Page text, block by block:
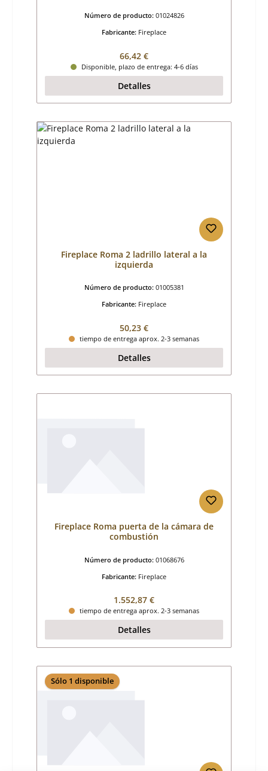
Número de producto: 01024826
Fabricante: Fireplace
Precio normal:
66,42 €
Disponible, plazo de entrega: 4-6 días
Detalles
Fireplace Roma 2 ladrillo lateral a la
izquierda
Número de producto: 01005381
Fabricante: Fireplace
Precio normal:
50,23 €
tiempo de entrega aprox. 2-3 semanas
Detalles
Fireplace Roma puerta de la cámara de
combustión
Número de producto: 01068676
Fabricante: Fireplace
Precio normal:
1.552,87 €
tiempo de entrega aprox. 2-3 semanas
Detalles
Sólo 1 disponible